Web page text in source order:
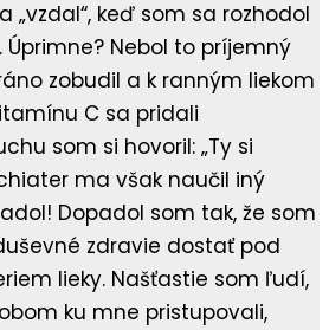
„vzdal“, keď som sa rozhodol
Nebol to príjemný
zobudil a k ranným liekom
C sa pridali
som si hovoril: „Ty si
ma však naučil iný
Dopadol som tak, že som
zdravie dostať pod
lieky. Našťastie som ľudí,
ku mne pristupovali,